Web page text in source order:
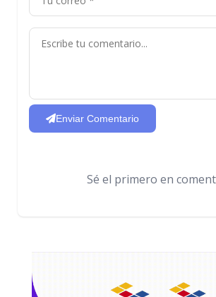
Enviar Comentario
Sé el primero en